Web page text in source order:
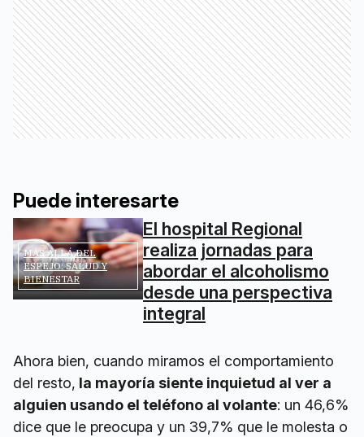
Puede interesarte
MÁS ALLÁ DEL
ESPEJO: SALUD Y
BIENESTAR
El hospital Regional
realiza jornadas para
abordar el alcoholismo
desde una perspectiva
integral
Ahora bien, cuando miramos el comportamiento
del resto, la mayoría siente inquietud al ver a
alguien usando el teléfono al volante: un 46,6%
dice que le preocupa y un 39,7% que le molesta o